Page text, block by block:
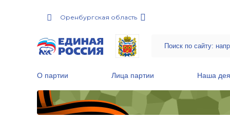
Оренбургская область
О партии Лица партии Наша